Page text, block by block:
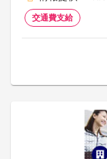
交通費支給